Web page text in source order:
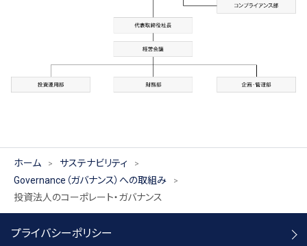
ホーム
サステナビリティ
Governance（ガバナンス）への取組み
投資法人のコーポレート・ガバナンス
プライバシーポリシー